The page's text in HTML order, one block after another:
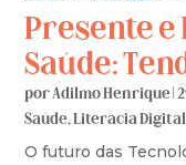
Presente e
Saúde:
porAdilmo Henrique |
Saúde,Literacia Digital
O futuro das